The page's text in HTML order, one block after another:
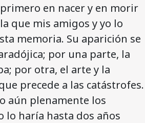
en nacer y en morir
que mis amigos y yo lo
memoria. Su aparición se
por una parte, la
por otra, el arte y la
precede a las catástrofes.
aún plenamente los
lo haría hasta dos años